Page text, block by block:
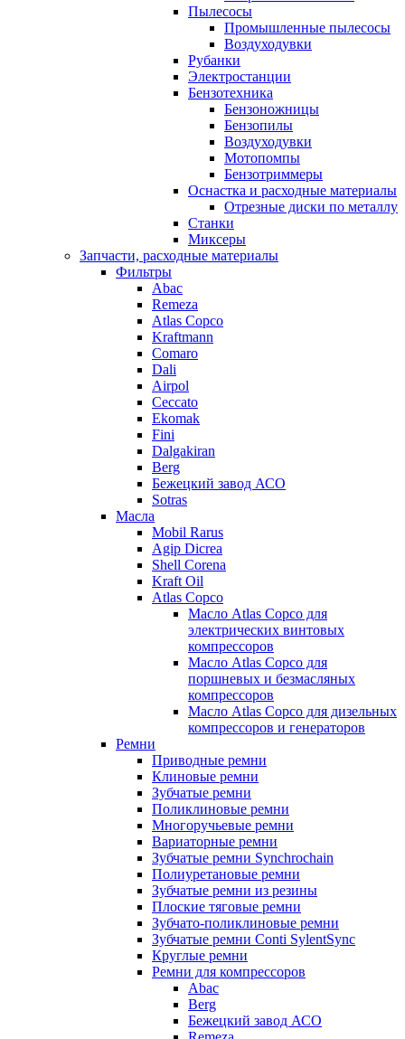
Пылесосы
Промышленные пылесосы
Воздуходувки
Рубанки
Электростанции
Бензотехника
Бензоножницы
Бензопилы
Воздуходувки
Мотопомпы
Бензотриммеры
Оснастка и расходные материалы
Отрезные диски по металлу
Станки
Миксеры
Запчасти, расходные материалы
Фильтры
Abac
Remeza
Atlas Copco
Kraftmann
Comaro
Dali
Airpol
Ceccato
Ekomak
Fini
Dalgakiran
Berg
Бежецкий завод АСО
Sotras
Масла
Mobil Rarus
Agip Dicrea
Shell Corena
Kraft Oil
Atlas Copco
Масло Atlas Copco для
электрических винтовых
компрессоров
Масло Atlas Copco для
поршневых и безмасляных
компрессоров
Масло Atlas Copco для дизельных
компрессоров и генераторов
Ремни
Приводные ремни
Клиновые ремни
Зубчатые ремни
Поликлиновые ремни
Многоручьевые ремни
Вариаторные ремни
Зубчатые ремни Synchrochain
Полиуретановые ремни
Зубчатые ремни из резины
Плоские тяговые ремни
Зубчато-поликлиновые ремни
Зубчатые ремни Conti SylentSync
Круглые ремни
Ремни для компрессоров
Abac
Berg
Бежецкий завод АСО